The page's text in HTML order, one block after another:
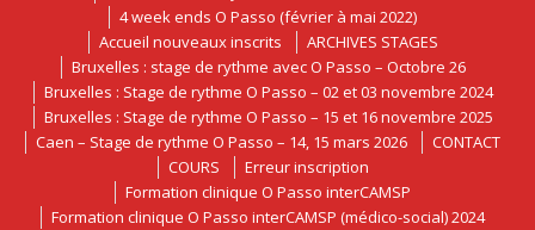
4 week ends O Passo (février à mai 2022)
Accueil nouveaux inscrits
ARCHIVES STAGES
Bruxelles : stage de rythme avec O Passo – Octobre 26
Bruxelles : Stage de rythme O Passo – 02 et 03 novembre 2024
Bruxelles : Stage de rythme O Passo – 15 et 16 novembre 2025
Caen – Stage de rythme O Passo – 14, 15 mars 2026
CONTACT
COURS
Erreur inscription
Formation clinique O Passo interCAMSP
Formation clinique O Passo interCAMSP (médico-social) 2024